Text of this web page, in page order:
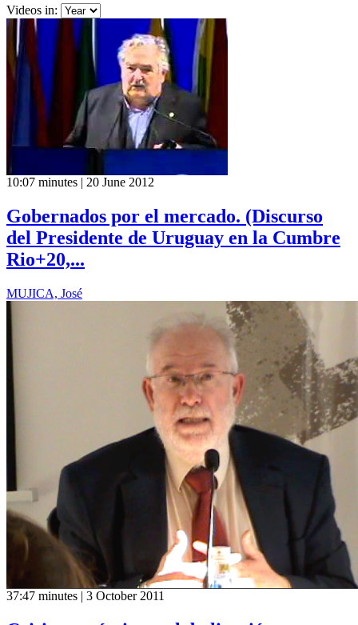
Videos in:
10:07 minutes | 20 June 2012
Gobernados por el mercado. (Discurso
del Presidente de Uruguay en la Cumbre
Rio+20,...
MUJICA, José
37:47 minutes | 3 October 2011